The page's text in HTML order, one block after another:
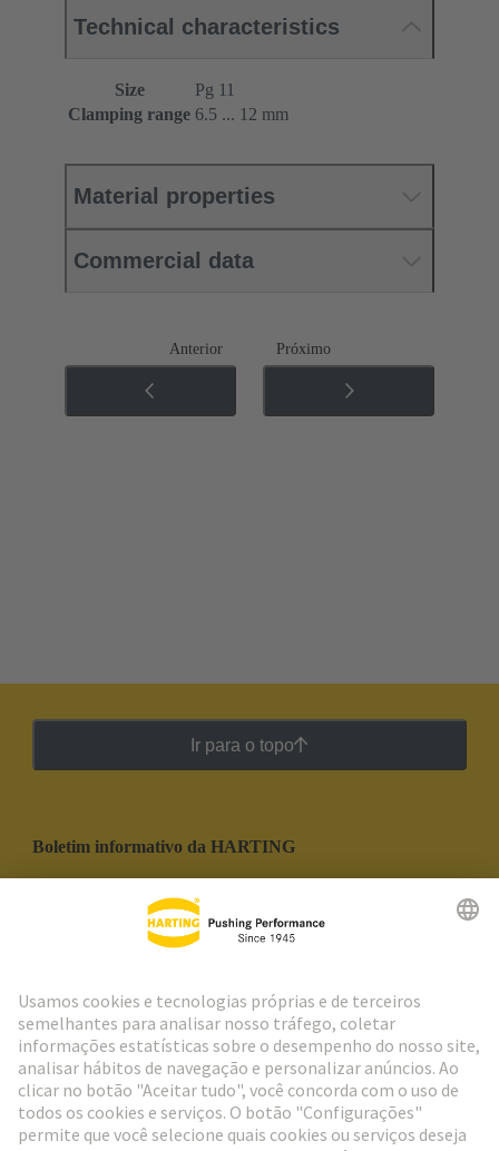
Technical characteristics
Size
Pg 11
Clamping range 6.5 ... 12 mm
Material properties
Commercial data
Anterior Próximo
Ir para o topo
Boletim informativo da HARTING
Social Media